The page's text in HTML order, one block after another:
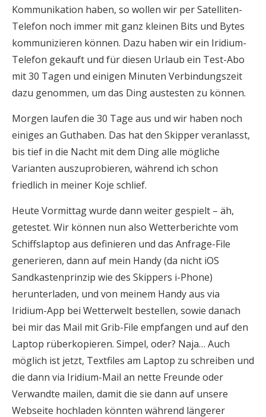
Kommunikation haben, so wollen wir per Satelliten-
Telefon noch immer mit ganz kleinen Bits und Bytes
kommunizieren können. Dazu haben wir ein Iridium-
Telefon gekauft und für diesen Urlaub ein Test-Abo
mit 30 Tagen und einigen Minuten Verbindungszeit
dazu genommen, um das Ding austesten zu können.
Morgen laufen die 30 Tage aus und wir haben noch
einiges an Guthaben. Das hat den Skipper veranlasst,
bis tief in die Nacht mit dem Ding alle mögliche
Varianten auszuprobieren, während ich schon
friedlich in meiner Koje schlief.
Heute Vormittag wurde dann weiter gespielt – äh,
getestet. Wir können nun also Wetterberichte vom
Schiffslaptop aus definieren und das Anfrage-File
generieren, dann auf mein Handy (da nicht iOS
Sandkastenprinzip wie des Skippers i-Phone)
herunterladen, und von meinem Handy aus via
Iridium-App bei Wetterwelt bestellen, sowie danach
bei mir das Mail mit Grib-File empfangen und auf den
Laptop rüberkopieren. Simpel, oder? Naja… Auch
möglich ist jetzt, Textfiles am Laptop zu schreiben und
die dann via Iridium-Mail an nette Freunde oder
Verwandte mailen, damit die sie dann auf unsere
Webseite hochladen könnten während längerer